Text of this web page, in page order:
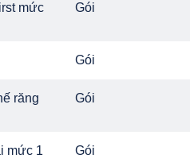
mức
Gói
Gói
răng
Gói
mức 1 Gói